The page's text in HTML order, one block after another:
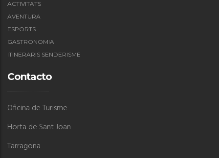
ACTIVITATS
AVENTURA
ESPORTS
GASTRONOMIA
ITINERARIS SENDERISME
Contacto
Oficina de Turisme
Horta de Sant Joan
Tarragona